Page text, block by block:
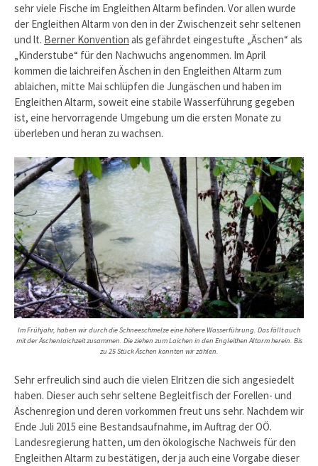
sehr viele Fische im Engleithen Altarm befinden. Vor allen wurde
der Engleithen Altarm von den in der Zwischenzeit sehr seltenen
und lt. Berner Konvention als gefährdet eingestufte „Äschen“ als
„Kinderstube“ für den Nachwuchs angenommen. Im April
kommen die laichreifen Äschen in den Engleithen Altarm zum
ablaichen, mitte Mai schlüpfen die Jungäschen und haben im
Engleithen Altarm, soweit eine stabile Wasserführung gegeben
ist, eine hervorragende Umgebung um die ersten Monate zu
überleben und heran zu wachsen.
Im Frühjahr, haben wir durch die Schneeschmelze eine höhere Wasserführung. Das fällt auch
mit der Äschenlaichzeit zusammen. Die ziehen zum Laichen in den Engleithen Altarm herein. Bis
zu 25 Stück Äschen konnten wir zählen.
Sehr erfreulich sind auch die vielen Elritzen die sich angesiedelt
haben. Dieser auch sehr seltene Begleitfisch der Forellen- und
Äschenregion und deren vorkommen freut uns sehr. Nachdem wir
Ende Juli 2015 eine Bestandsaufnahme, im Auftrag der OÖ.
Landesregierung hatten, um den ökologische Nachweis für den
Engleithen Altarm zu bestätigen, der ja auch eine Vorgabe dieser